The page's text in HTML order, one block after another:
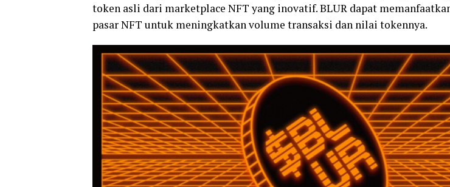
token asli dari marketplace NFT yang inovatif. BLUR dapat
pasar NFT untuk meningkatkan volume transaksi dan nilai tokennya.